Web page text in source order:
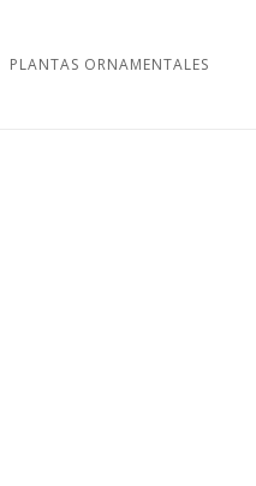
PLANTAS ORNAMENTALES